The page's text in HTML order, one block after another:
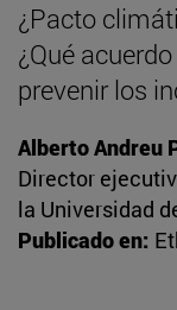
¿Pacto
¿Qué
prevenir los
Alberto Andreu
Director
la Universidad
Publicado en: